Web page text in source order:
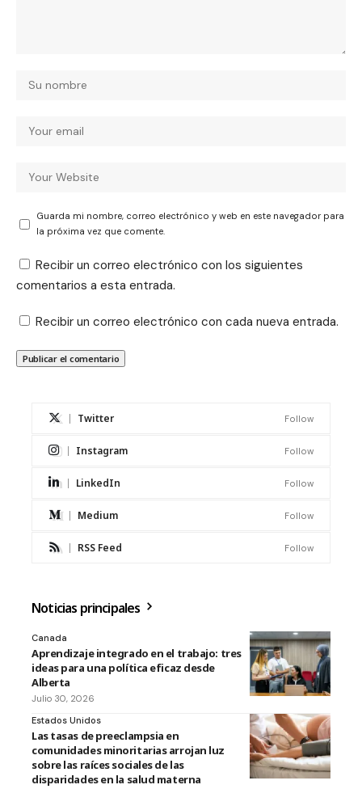
Guarda mi nombre, correo electrónico y web en este navegador para
la próxima vez que comente.
Recibir un correo electrónico con los siguientes
comentarios a esta entrada.
Recibir un correo electrónico con cada nueva entrada.
Twitter Follow
Instagram Follow
LinkedIn Follow
Medium Follow
RSS Feed Follow
Noticias principales
Canada
Aprendizaje integrado en el trabajo: tres
ideas para una política eficaz desde
Alberta
Julio 30, 2026
Estados Unidos
Las tasas de preeclampsia en
comunidades minoritarias arrojan luz
sobre las raíces sociales de las
disparidades en la salud materna